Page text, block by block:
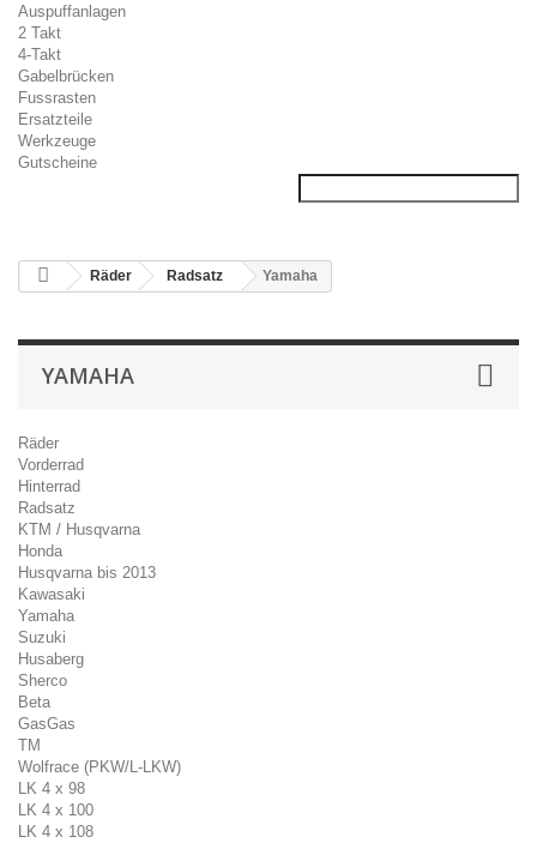
Auspuffanlagen
2 Takt
4-Takt
Gabelbrücken
Fussrasten
Ersatzteile
Werkzeuge
Gutscheine
Räder Radsatz Yamaha
YAMAHA
Räder
Vorderrad
Hinterrad
Radsatz
KTM / Husqvarna
Honda
Husqvarna bis 2013
Kawasaki
Yamaha
Suzuki
Husaberg
Sherco
Beta
GasGas
TM
Wolfrace (PKW/L-LKW)
LK 4 x 98
LK 4 x 100
LK 4 x 108